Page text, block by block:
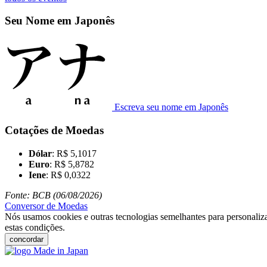
Seu Nome em Japonês
Escreva seu nome em Japonês
Cotações de Moedas
Dólar: R$ 5,1017
Euro: R$ 5,8782
Iene: R$ 0,0322
Fonte: BCB (06/08/2026)
Conversor de Moedas
Nós usamos cookies e outras tecnologias semelhantes para
estas condições.
concordar